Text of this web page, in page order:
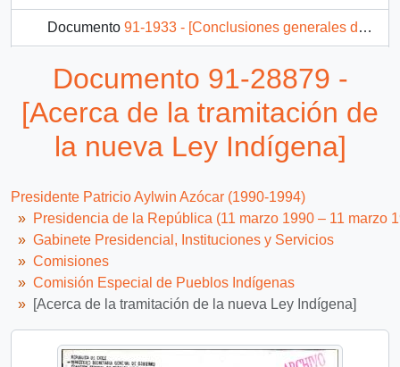
Documento 91-1933 - [Conclusiones generales del Congreso de Pueblos Indígenas]
Documento 91-28879 -
[Acerca de la tramitación de
la nueva Ley Indígena]
Presidente Patricio Aylwin Azócar (1990-1994)
Presidencia de la República (11 marzo 1990 – 11 marzo
Gabinete Presidencial, Instituciones y Servicios
Comisiones
Comisión Especial de Pueblos Indígenas
[Acerca de la tramitación de la nueva Ley Indígena]